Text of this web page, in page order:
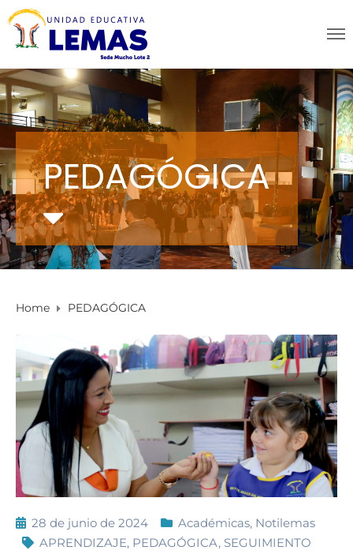
PEDAGÓGICA
Home PEDAGÓGICA
28 de junio de 2024 Académicas, Notilemas
APRENDIZAJE, PEDAGÓGICA, SEGUIMIENTO